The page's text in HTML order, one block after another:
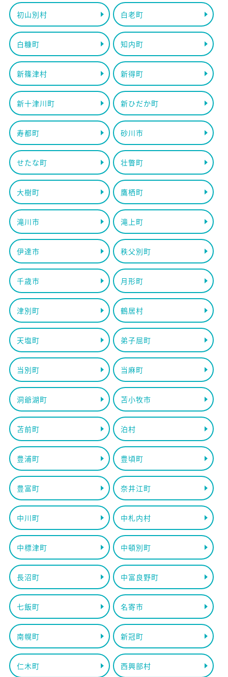
初山別村 白老町
白糠町 知内町
新篠津村 新得町
新十津川町 新ひだか町
寿都町 砂川市
せたな町 壮瞥町
大樹町 鷹栖町
滝川市 滝上町
伊達市 秩父別町
千歳市 月形町
津別町 鶴居村
天塩町 弟子屈町
当別町 当麻町
洞爺湖町 苫小牧市
苫前町 泊村
豊浦町 豊頃町
豊富町 奈井江町
中川町 中札内村
中標津町 中頓別町
長沼町 中富良野町
七飯町 名寄市
南幌町 新冠町
仁木町 西興部村